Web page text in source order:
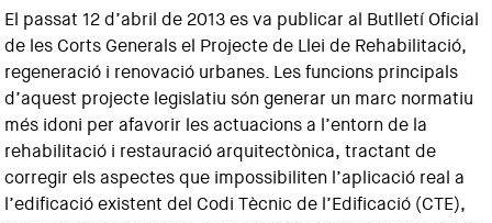
El passat 12 d’abril de 2013 es va publicar al Butlletí Oficial
de les Corts Generals el Projecte de Llei de Rehabilitació,
regeneració i renovació urbanes. Les funcions principals
d’aquest projecte legislatiu són generar un marc normatiu
més idoni per afavorir les actuacions a l’entorn de la
rehabilitació i restauració arquitectònica, tractant de
corregir els aspectes que impossibiliten l’aplicació real a
l’edificació existent del Codi Tècnic de l’Edificació (CTE),